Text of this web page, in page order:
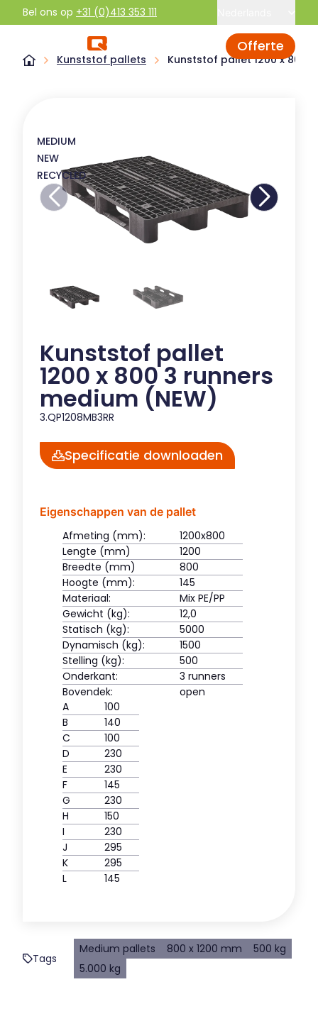
Bel ons op +31 (0)413 353 111
Offerte
Kunststof pallets Kunststof pallet 1200 x 800
MEDIUM
NEW
RECYCLED
Kunststof pallet
1200 x 800 3 runners
medium (NEW)
3.QP1208MB3RR
Specificatie downloaden
Eigenschappen van de pallet
Afmeting (mm):
1200x800
Lengte (mm)
1200
Breedte (mm)
800
Hoogte (mm):
145
Materiaal:
Mix PE/PP
Gewicht (kg):
12,0
Statisch (kg):
5000
Dynamisch (kg):
1500
Stelling (kg):
500
Onderkant:
3 runners
Bovendek:
open
A
100
B
140
C
100
D
230
E
230
F
145
G
230
H
150
I
230
J
295
K
295
L
145
Tags
Medium pallets 800 x 1200 mm
500 kg
5.000 kg